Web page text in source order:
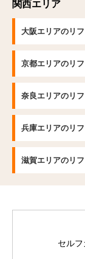
関西エリア
大阪エリアのリ
京都エリアのリ
奈良エリアのリ
兵庫エリアのリ
滋賀エリアのリ
セル